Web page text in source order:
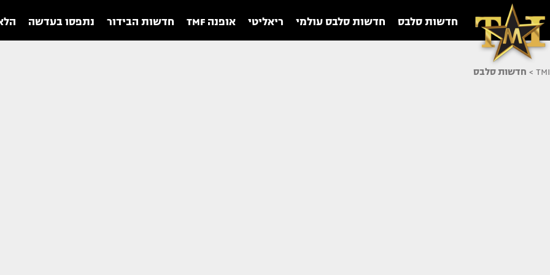
חדשות סלבס חדשות סלבס עולמי ריאליטי אופנה TMF חדשות הבידור נתפסו בעדשה
TMI
> חדשות סלבס